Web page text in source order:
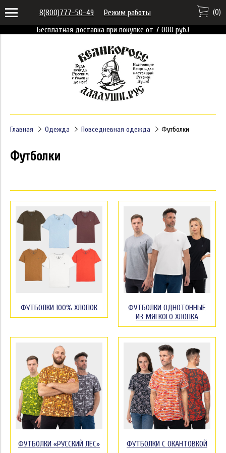
Бесплатная доставка при покупке от 7 000 руб.!
8(800)777-50-49 Режим работы (0)
Главная Одежда Повседневная одежда Футболки
Футболки
ФУТБОЛКИ 100% ХЛОПОК
ФУТБОЛКИ ОДНОТОННЫЕ
ИЗ МЯГКОГО ХЛОПКА
ФУТБОЛКИ «РУССКИЙ ЛЕС» ФУТБОЛКИ С ОКАНТОВКОЙ